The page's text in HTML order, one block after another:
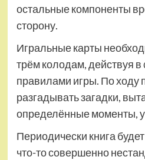
остальные компоненты
сторону.
Игральные карты
трём колодам, действуя в
правилами игры. По ходу
разгадывать загадки,
определённые моменты,
Периодически книга
что-то совершенно